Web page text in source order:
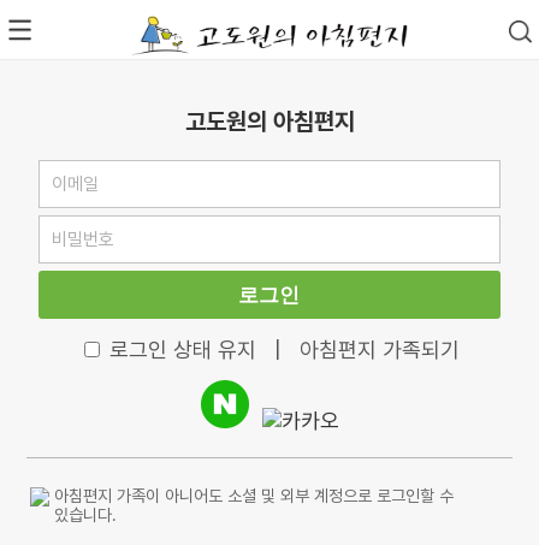
고도원의 아침편지
로그인
로그인 상태 유지 아침편지 가족되기
아침편지 가족이 아니어도 소셜 및 외부 계정으로 로그인할 수
있습니다.